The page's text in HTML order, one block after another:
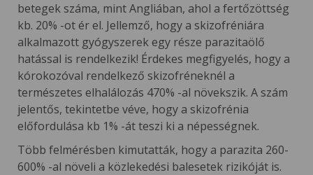
betegek száma, mint Angliában, ahol a fertőzöttség
kb. 20% -ot ér el. Jellemző, hogy a skizofréniára
alkalmazott gyógyszerek egy része parazitaölő
hatással is rendelkezik! Érdekes megfigyelés, hogy a
kórokozóval rendelkező skizofréneknél a
természetes elhalálozás 470% -al növekszik. A szám
jelentős, tekintetbe véve, hogy a skizofrénia
előfordulása kb 1% -át teszi ki a népességnek.
Több felmérésben kimutatták, hogy a parazita 260-
600% -al növeli a közlekedési balesetek rizikóját is.